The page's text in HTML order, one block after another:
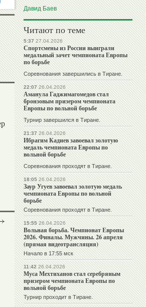
Давид Баев
Читают по теме
5:3727.04.2026
Спортсмены из России выиграли
медальный зачет чемпионата Европы
по борьбе
Соревнования завершились в Тиране.
22:0726.04.2026
Аманула Гаджимагомедов стал
бронзовым призером чемпионата
Европы по вольной борьбе
Турнир завершился в Тиране.
21:3726.04.2026
Ибрагим Кадиев завоевал золотую
медаль чемпионата Европы по
вольной борьбе
Соревнования проходят в Тиране.
18:0526.04.2026
Заур Угуев завоевал золотую медаль
чемпионата Европы по вольной
борьбе
Соревнования проходят в Тиране.
15:5526.04.2026
Вольная борьба. Чемпионат Европы
2026. Финалы. Мужчины. 26 апреля
(прямая видеотрансляция)
Начало в 17:55 мск
11:4226.04.2026
Муса Мехтиханов стал серебряным
призером чемпионата Европы по
вольной борьбе
Турнир проходит в Тиране.